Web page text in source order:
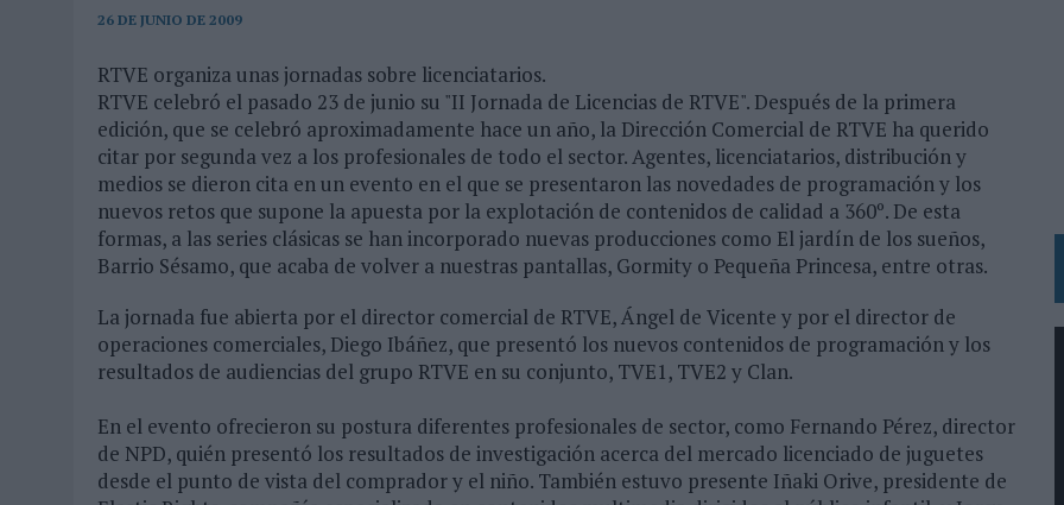
06/08/2026 | LA TELEVISIÓN SIGUE LIDERANDO EL CONSUMO DE MEDIOS EN VERANO Y SUPERA AL MÓVIL COMO DISPOSITIVO MÁS UTILIZADO
06/08/2026 | SYSTEM1 NOMBRA A KIMBERLY BASTONI COMO NUEVA DIRECTORA COMERCIAL GLOBAL
06/08/2026 | FRIGO Y UNIQLO LANZAN UNA COLECCIÓN PERSONALIZABLE INSPIRADA EN CORNETTO, CALIPPO Y SOLERO
06/08/2026
| LA IA ESTÁ SUBIENDO EL LISTÓN DE LA CREATIVIDAD
05/08/2026 | BEON WORLDWIDE LANZA RAÍZ URBANA PARA TRANSFORMAR EL PATRIMONIO HISTÓRICO EN ACTIVOS CULTURALES Y ECONÓMICOS
05/08/2026
FABRA COMUNICACIÓN INCORPORA A CASONÁ Y ASUME LA GESTIÓN DE SUS RELACIONES CON LOS MEDIOS
05/08/2026
LUIS ARQUILLOS (BURGO DE ARIAS): “LA CONSTRUCCIÓN DE MARCA A LARGO PLAZO Y LA MEDICIÓN SON DOS CARAS DE LA MISMA
MONEDA”
04/08/2026 | ‘LA ÚNICA CERVEZA DEL MUNDO QUE SE DISFRUTA DOS VECES’, DE INUSUALY PARA CERVEZA CAPAZ
04/08/2026 | ‘EL FÚTBOL SIN LAS PERSONAS’, DE DENTSU CREATIVE PARA ORANGE
26 DE JUNIO DE 2009
RTVE organiza unas jornadas sobre licenciatarios.
RTVE celebró el pasado 23 de junio su "II Jornada de Licencias de RTVE". Después de la primera
edición, que se celebró aproximadamente hace un año, la Dirección Comercial de RTVE ha querido
citar por segunda vez a los profesionales de todo el sector. Agentes, licenciatarios, distribución y
medios se dieron cita en un evento en el que se presentaron las novedades de programación y los
nuevos retos que supone la apuesta por la explotación de contenidos de calidad a 360º. De esta
formas, a las series clásicas se han incorporado nuevas producciones como El jardín de los sueños,
Barrio Sésamo, que acaba de volver a nuestras pantallas, Gormity o Pequeña Princesa, entre otras.
La jornada fue abierta por el director comercial de RTVE, Ángel de Vicente y por el director de
operaciones comerciales, Diego Ibáñez, que presentó los nuevos contenidos de programación y los
resultados de audiencias del grupo RTVE en su conjunto, TVE1, TVE2 y Clan.
En el evento ofrecieron su postura diferentes profesionales de sector, como Fernando Pérez, director
de NPD, quién presentó los resultados de investigación acerca del mercado licenciado de juguetes
desde el punto de vista del comprador y el niño. También estuvo presente Iñaki Orive, presidente de